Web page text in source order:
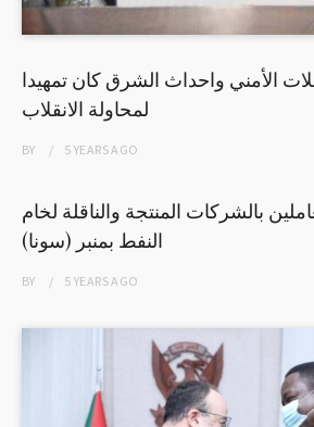
الأمني واحداث الشرق كان تمهيدا
لمحاولة الانقلاب
BY 5 YEARSAGO
بالشركات المنتجة والناقلة لخام
النفط بمنبر (سونا)
BY 5 YEARSAGO